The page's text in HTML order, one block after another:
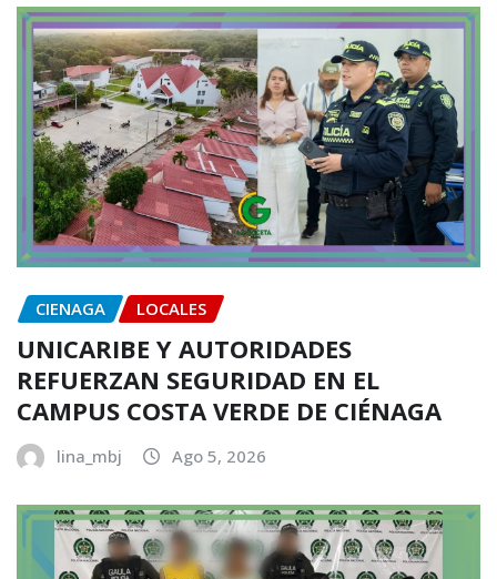
CIENAGA LOCALES
UNICARIBE Y AUTORIDADES
REFUERZAN SEGURIDAD EN EL
CAMPUS COSTA VERDE DE CIÉNAGA
lina_mbj Ago 5, 2026